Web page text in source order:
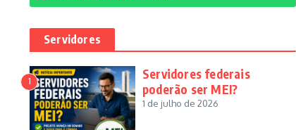
Servidores
1
Servidores federais
poderão ser MEI?
1 de julho de 2026